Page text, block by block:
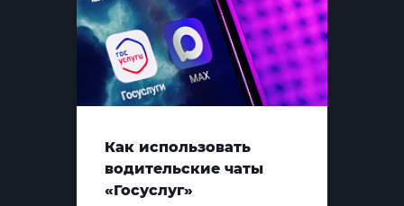
Как использовать
водительские чаты
«Госуслуг»